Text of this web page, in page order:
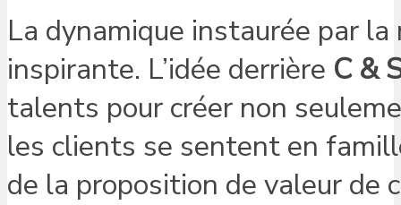
La dynamique instaurée par
inspirante. L’idée derrière C &
talents pour créer non
les clients se sentent en
de la proposition de valeur de